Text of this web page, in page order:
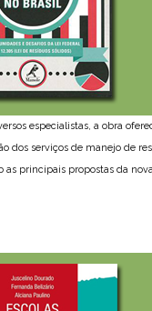
especialistas, a obra
dos serviços de manejo de
as principais propostas da